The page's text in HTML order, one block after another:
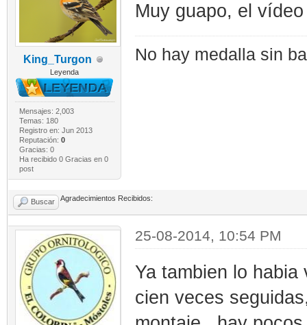
King_Turgon
Leyenda
Mensajes: 2,003
Temas: 180
Registro en: Jun 2013
Reputación: 0
Gracias: 0
Ha recibido 0 Gracias en 0
post
Muy guapo, el
No hay medalla sin
Buscar Agradecimientos Recibidos:
25-08-2014, 10:54 PM
Ya tambien lo
cien veces